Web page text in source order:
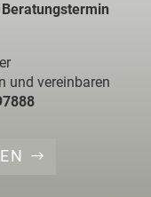
und vereinbaren